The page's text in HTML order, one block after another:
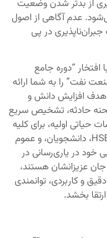
از بدتر شدن وضعیت
عدم آگاهی از اصول
در پی
افتخار “دوره جامع
نفت” را به شما ارائه
افزایش دانش و
حادثه، تشخیص سریع
حیاتی اولیه، برای کلیه
پرسنل سازمان‌ها، کارشناسان HSE، دانشجویان، و عموم
خود در یاری‌رسانی در
عزیزانشان هستند،
و کاربردی، توانمندی
بخشد.